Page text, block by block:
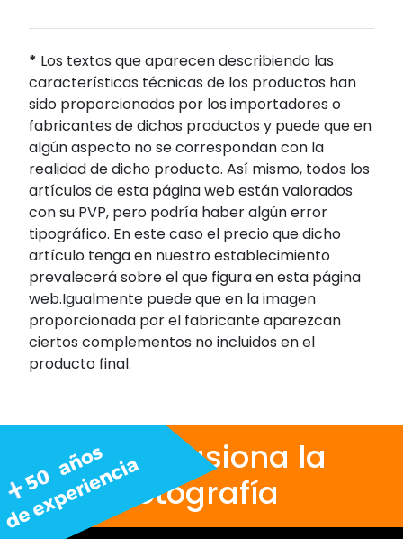
* Los textos que aparecen describiendo las
características técnicas de los productos han
sido proporcionados por los importadores o
fabricantes de dichos productos y puede que en
algún aspecto no se correspondan con la
realidad de dicho producto. Así mismo, todos los
artículos de esta página web están valorados
con su PVP, pero podría haber algún error
tipográfico. En este caso el precio que dicho
artículo tenga en nuestro establecimiento
prevalecerá sobre el que figura en esta página
web.Igualmente puede que en la imagen
proporcionada por el fabricante aparezcan
ciertos complementos no incluidos en el
producto final.
Nos apasiona la
fotografía